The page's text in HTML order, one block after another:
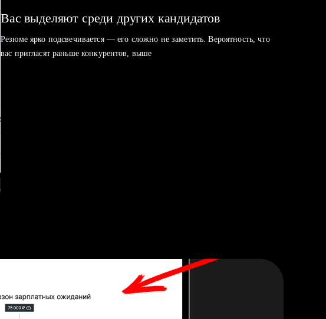
Вас выделяют среди других кандидатов
Резюме ярко подсвечивается — его сложно не заметить. Вероятность, что
вас пригласят раньше конкурентов, выше